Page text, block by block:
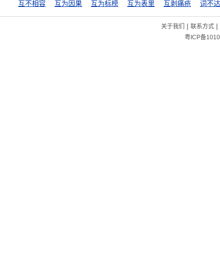
互不相容 互为因果 互为标榜 互为表里 互剥痛疮 词不
关于我们 | 联系方式|
粤ICP备